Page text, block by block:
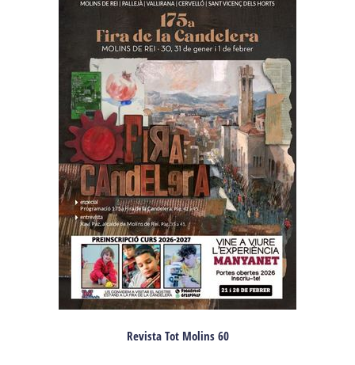
Revista Tot Molins 60